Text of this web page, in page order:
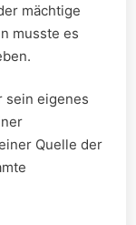
⁤mächtige
musste es
sein eigenes
Quelle⁣ der